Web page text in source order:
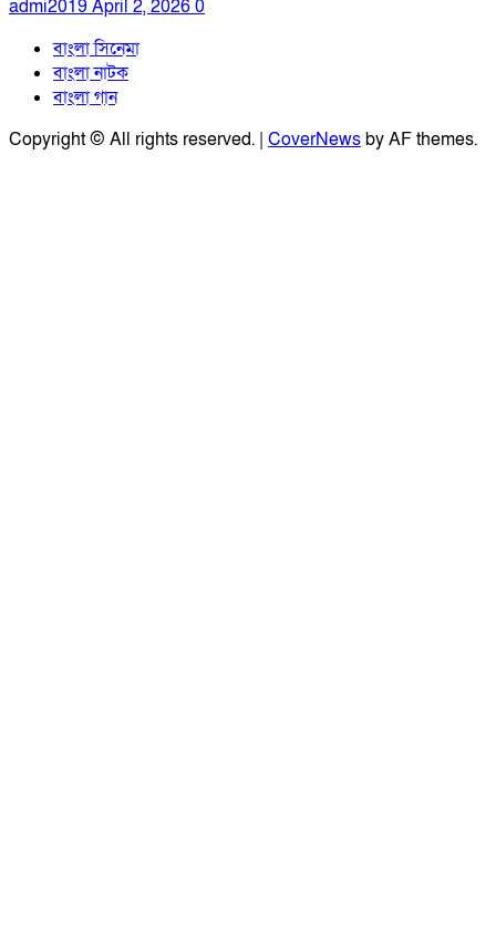
admi2019April 2, 20260
বাংলা সিনেমা
বাংলা নাটক
বাংলা গান
Copyright © All rights reserved. | CoverNewsby AF themes.